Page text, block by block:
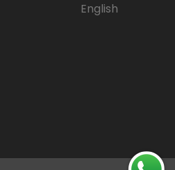
English